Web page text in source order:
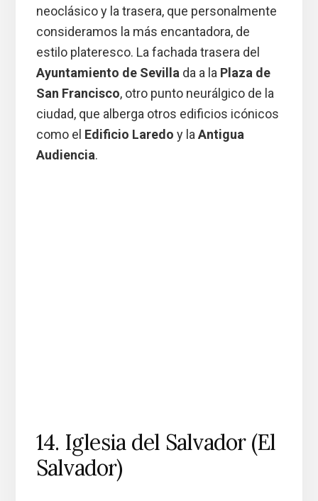
neoclásico y la trasera, que personalmente
consideramos la más encantadora, de
estilo plateresco. La fachada trasera del
Ayuntamiento de Sevillada a la Plaza de
San Francisco, otro punto neurálgico de la
ciudad, que alberga otros edificios icónicos
como el Edificio Laredo y laAntigua
Audiencia.
14. Iglesia del Salvador (El
Salvador)